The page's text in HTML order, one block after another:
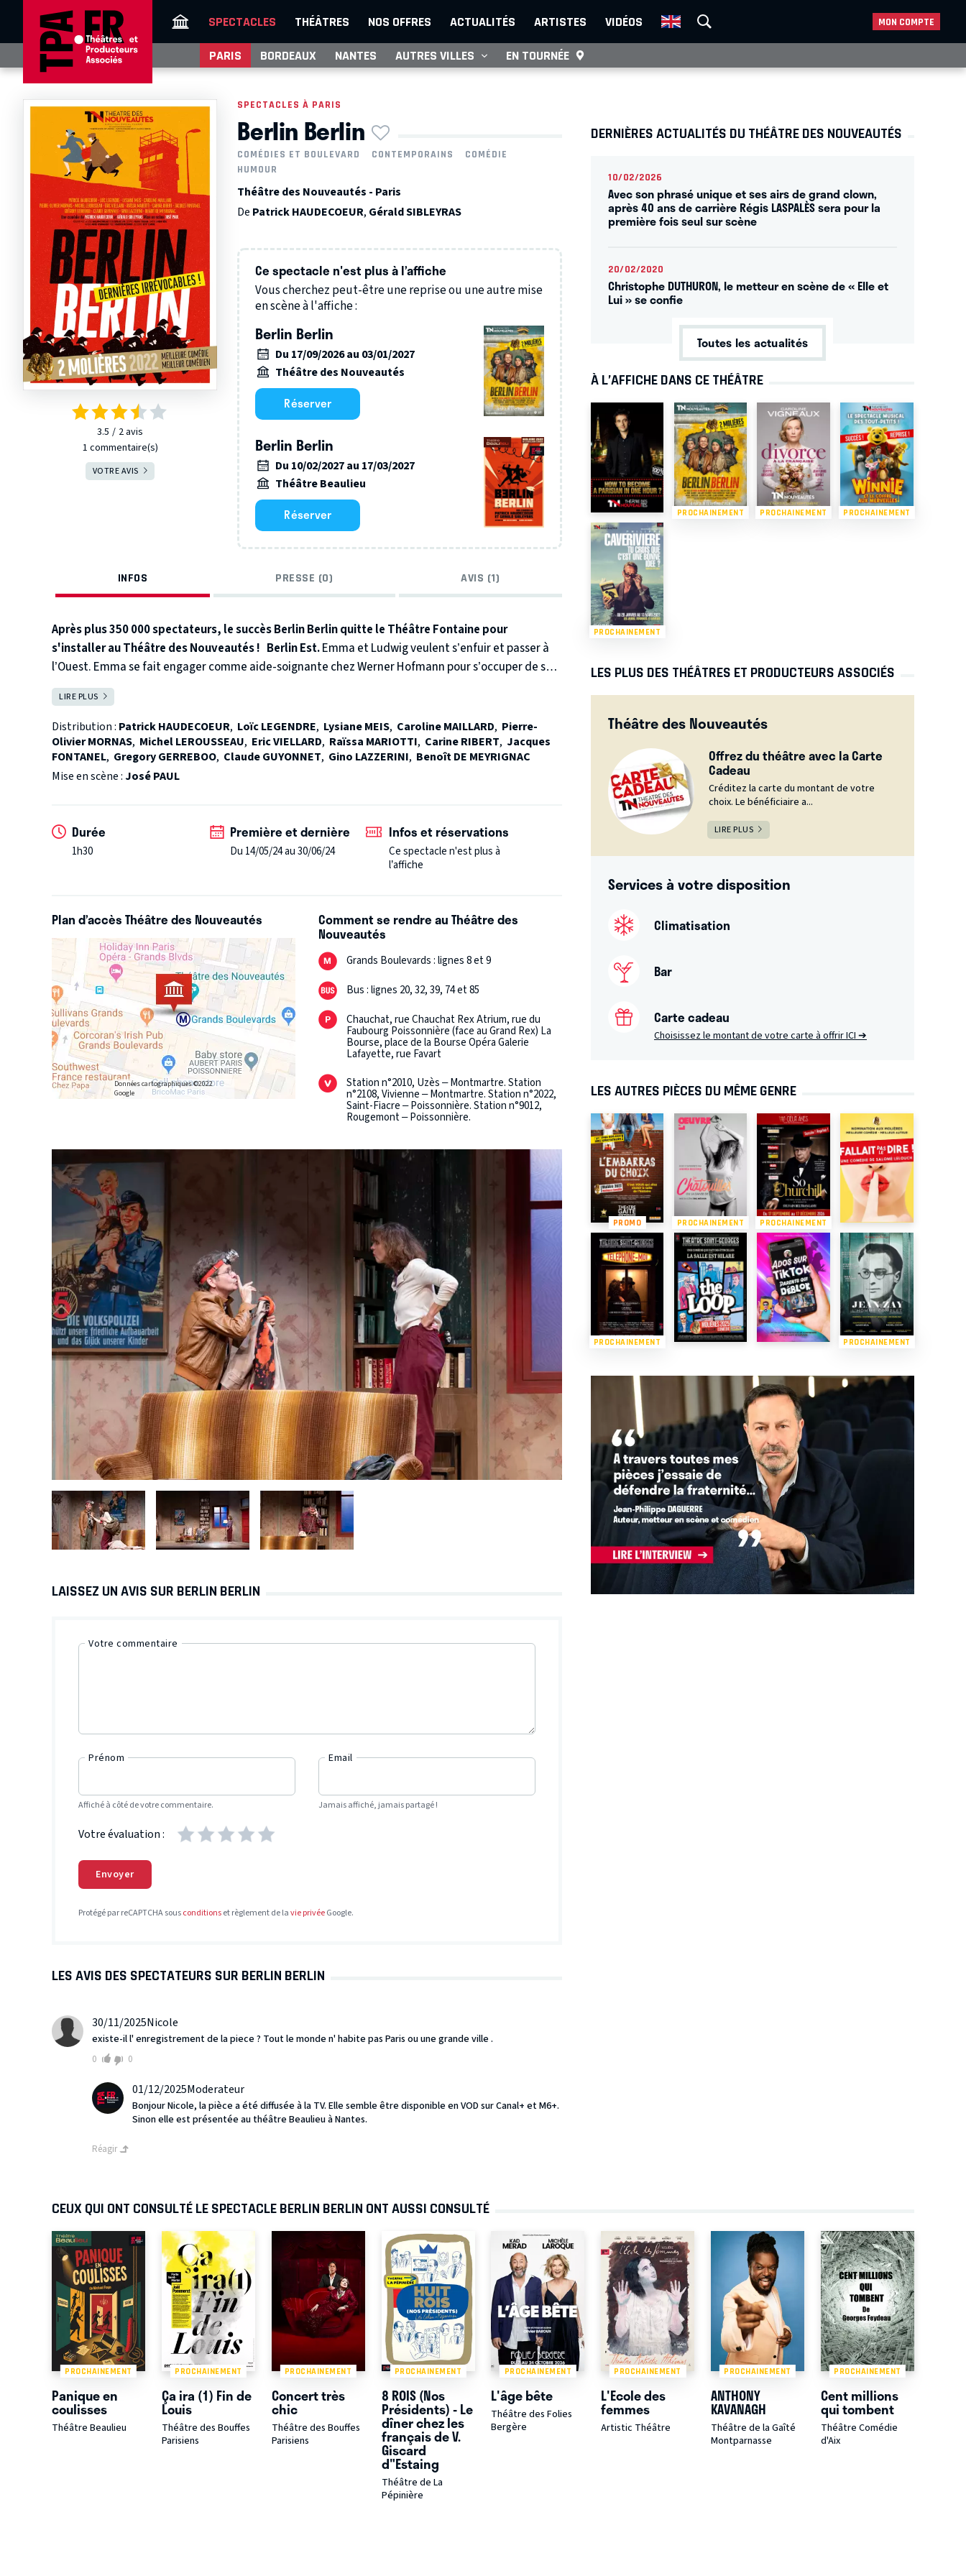
SPECTACLES THÉÂTRES NOS OFFRES ACTUALITÉS ARTISTES VIDÉOS MON COMPTE
PARIS BORDEAUX NANTES AUTRES VILLES EN TOURNÉE
3.5 2 avis
1 commentaire(s)
VOTRE AVIS
SPECTACLES À PARIS
Berlin Berlin
COMÉDIES ET BOULEVARD CONTEMPORAINS
COMÉDIE
HUMOUR
Théâtre des Nouveautés - Paris
De Patrick HAUDECOEUR, Gérald SIBLEYRAS
Ce spectacle n'est plus à l’affiche
Vous cherchez peut-être une reprise ou une autre mise
en scène à l'affiche :
Berlin Berlin
Du 17/09/2026 au 03/01/2027
Théâtre des Nouveautés
Réserver
Berlin Berlin
Du 10/02/2027 au 17/03/2027
Théâtre Beaulieu
Réserver
INFOS PRESSE (0) AVIS (1)
Après plus 350 000 spectateurs, le succès Berlin Berlin quitte le Théâtre Fontaine pour
s'installer au Théâtre des Nouveautés ! Berlin Est.Emma et Ludwig veulent s’enfuir et passer à
l’Ouest. Emma se fait engager comme aide-soignante chez Werner Hofmann pour s’occuper de sa
vieille mère sénile. Elle n’est pas là par hasard, cet appartement possède un passage secret qui
mène de l’autre côté du Mur. La situation est déjà suffisamment compliquée mais si en plus Werner
est un agent de la Stasi, qu’il tombe fou amoureux d’Emma, et que l’appartement est un nid
d’espions, ça tourne au burlesque. Berlin Berlin, la comédie qui fait tomber les murs.
Molière de la meilleure Comédie 2022
LIRE PLUS
Distribution : Patrick HAUDECOEUR, Loïc LEGENDRE, Lysiane MEIS, Caroline MAILLARD, Pierre-
Olivier MORNAS, Michel LEROUSSEAU, Eric VIELLARD, Raïssa MARIOTTI, Carine RIBERT, Jacques
FONTANEL, Gregory GERREBOO, Claude GUYONNET, Gino LAZZERINI, Benoît DE MEYRIGNAC
Mise en scène :José PAUL
Durée
1h30
Première et dernière
Du 14/05/24 au 30/06/24
Infos et réservations
Ce spectacle n'est plus à
l’affiche
Plan d’accès Théâtre des Nouveautés
Données cartographiques ©2022
Google
Comment se rendre au Théâtre des
Nouveautés
Grands Boulevards : lignes 8 et 9
Bus : lignes 20, 32, 39, 74 et 85
Chauchat, rue Chauchat Rex Atrium, rue du
Faubourg Poissonnière (face au Grand Rex) La
Bourse, place de la Bourse Opéra Galerie
Lafayette, rue Favart
Station n°2010, Uzès – Montmartre. Station
n°2108, Vivienne – Montmartre. Station n°2022,
Saint-Fiacre – Poissonnière. Station n°9012,
Rougemont – Poissonnière.
LAISSEZ UN AVIS SUR BERLIN BERLIN
Votre commentaire
Prénom
Affiché à côté de votre commentaire.
Email
Jamais affiché, jamais partagé !
Votre évaluation :
Envoyer
Protégé par reCAPTCHA sousconditionset règlement de lavie privéeGoogle.
LES AVIS DES SPECTATEURS SUR BERLIN BERLIN
30/11/2025Nicole
existe-il l' enregistrement de la piece ? Tout le monde n' habite pas Paris ou une grande ville .
0 0
01/12/2025Moderateur
Bonjour Nicole, la pièce a été diffusée à la TV. Elle semble être disponible en VOD sur Canal+ et M6+.
Sinon elle est présentée au théâtre Beaulieu à Nantes.
Réagir
DERNIÈRES ACTUALITÉS DU THÉÂTRE DES NOUVEAUTÉS
10/02/2026
Avec son phrasé unique et ses airs de grand clown,
après 40 ans de carrière Régis LASPALÈS sera pour la
première fois seul sur scène
20/02/2020
Christophe DUTHURON, le metteur en scène de « Elle et
Lui » se confie
Toutes les actualités
À L’AFFICHE DANS CE THÉÂTRE
PROCHAINEMENT PROCHAINEMENT PROCHAINEMENT
PROCHAINEMENT
LES PLUS DES THÉÂTRES ET PRODUCTEURS ASSOCIÉS
Théâtre des Nouveautés
Offrez du théâtre avec la Carte
Cadeau
Créditez la carte du montant de votre
choix. Le bénéficiaire a...
LIRE PLUS
Services à votre disposition
Climatisation
Bar
Carte cadeau
Choisissez le montant de votre carte à offrirICI ➔
LES AUTRES PIÈCES DU MÊME GENRE
PROMO PROCHAINEMENT PROCHAINEMENT
PROCHAINEMENT PROCHAINEMENT
CEUX QUI ONT CONSULTÉ LE SPECTACLE BERLIN BERLIN ONT AUSSI CONSULTÉ
PROCHAINEMENT
Panique en
coulisses
Théâtre Beaulieu
PROCHAINEMENT
Ça ira (1) Fin de
Louis
Théâtre des Bouffes
Parisiens
PROCHAINEMENT
Concert très
chic
Théâtre des Bouffes
Parisiens
PROCHAINEMENT
8 ROIS (Nos
Présidents) - Le
dîner chez les
français de V.
Giscard
d"Estaing
Théâtre de La
Pépinière
PROCHAINEMENT
L'âge bête
Théâtre des Folies
Bergère
PROCHAINEMENT
L'Ecole des
femmes
Artistic Théâtre
PROCHAINEMENT
ANTHONY
KAVANAGH
Théâtre de la Gaîté
Montparnasse
PROCHAINEMENT
Cent millions
qui tombent
Théâtre Comédie
d'Aix